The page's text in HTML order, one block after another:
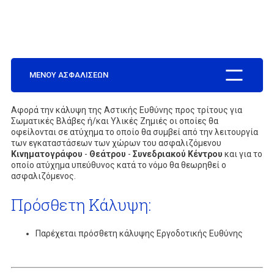
ΝΕΑ
ΕΠΙΚΟΙΝΩΝΙΑ
ΜΕΝΟΥ ΑΣΦΑΛΙΣΕΩΝ
Aφορά την κάλυψη της Αστικής Ευθύνης προς τρίτους για
Σωματικές Βλάβες ή/και Υλικές Ζημιές οι οποίες θα
οφείλονται σε ατύχημα το οποίο θα συμβεί από την λειτουργία
των εγκαταστάσεων των χώρων του ασφαλιζόμενου
Κινηματογράφου - Θεάτρου - Συνεδριακού Κέντρου και για το
οποίο ατύχημα υπεύθυνος κατά το νόμο θα θεωρηθεί ο
ασφαλιζόμενος.
Πρόσθετη Κάλυψη:
Παρέχεται πρόσθετη κάλυψης Εργοδοτικής Ευθύνης